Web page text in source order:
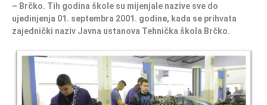
– Brčko. Tih godina škole su mijenjale nazive sve do
ujedinjenja 01. septembra 2001. godine, kada se prihvata
zajednički naziv Javna ustanova Tehnička škola Brčko.